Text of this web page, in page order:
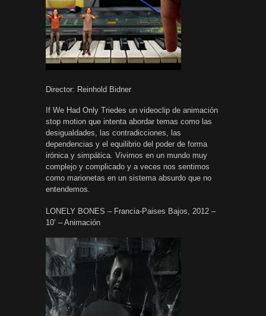
Director: Reinhold Bidner
If We Had Only Triedes un videoclip de animación
stop motion que intenta abordar temas como las
desigualdades, las contradicciones, las
dependencias y el equilibrio del poder de forma
irónica y simpática. Vivimos en un mundo muy
complejo y complicado y a veces nos sentimos
como marionetas en un sistema absurdo que no
entendemos.
LONELY BONES – Francia-Paises Bajos, 2012 –
10’ – Animación